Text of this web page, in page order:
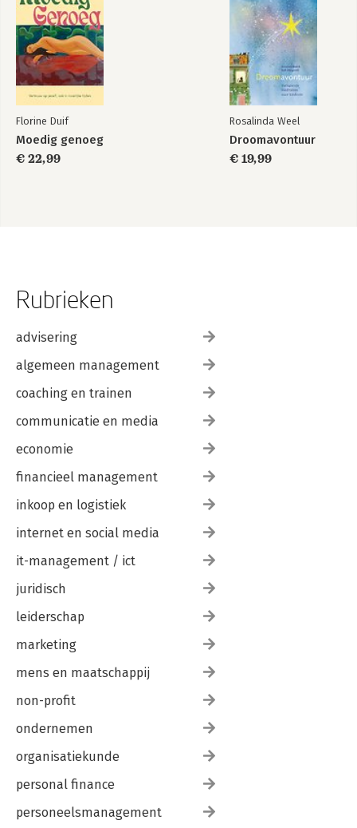
Florine Duif
Moedig genoeg
€ 22,99
Rosalinda Weel
Droomavontuur
€ 19,99
Rubrieken
advisering
algemeen management
coaching en trainen
communicatie en media
economie
financieel management
inkoop en logistiek
internet en social media
it-management / ict
juridisch
leiderschap
marketing
mens en maatschappij
non-profit
ondernemen
organisatiekunde
personal finance
personeelsmanagement